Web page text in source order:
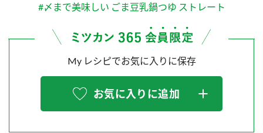
#〆まで美味しい ごま豆乳鍋つゆ ストレート
My レシピでお気に入りに保存
お気に入りに追加